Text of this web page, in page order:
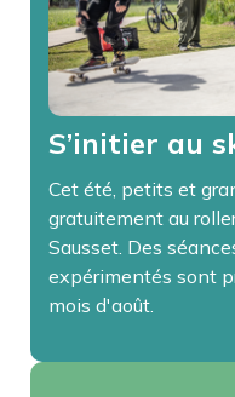
S’initier au
Cet été, petits et
gratuitement au
Sausset. Des
expérimentés sont
mois d'août.